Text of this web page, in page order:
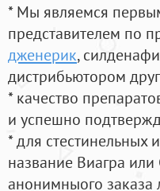
* Мы являемся
представителем по
дженерик,
дистрибьютором
* качество
и успешно
* для стестинельных
название Виагра
анонимныого